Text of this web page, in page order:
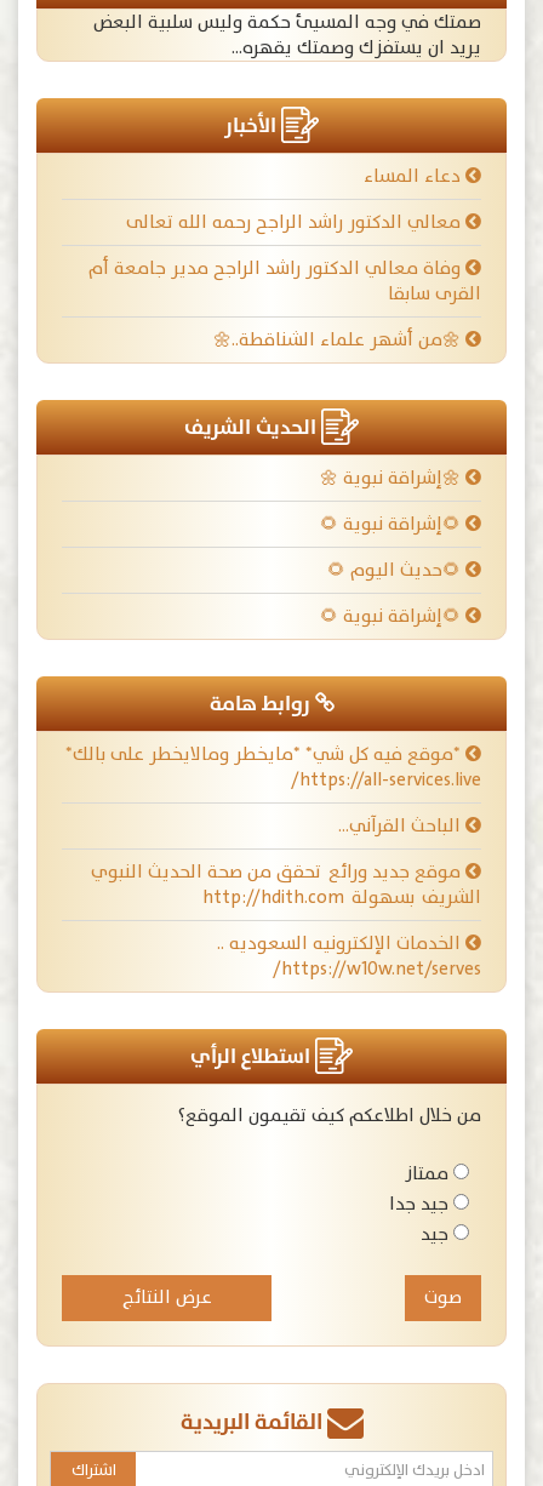
صمتك في وجه المسيئ حكمة وليس سلبية البعض
يريد ان يستفزك وصمتك يقهره...
الأخبار
دعاء المساء
معالي الدكتور راشد الراجح رحمه الله تعالى
وفاة معالي الدكتور راشد الراجح مدير جامعة أم
القرى سابقا
🌼من أشهر علماء الشناقطة..🌼
الحديث الشريف
🌼إشراقة نبوية 🌼
🌻إشراقة نبوية 🌻
🌻حديث اليوم 🌻
🌻إشراقة نبوية 🌻
روابط هامة
*موقع فيه كل شي* *مايخطر ومالايخطر على بالك*
https://all-services.live/
الباحث القرآني…
موقع جديد ورائع تحقق من صحة الحديث النبوي
الشريف بسهولة http://hdith.com
الخدمات الإلكترونيه السعوديه ..
https://w10w.net/serves/
استطلاع الرأي
من خلال اطلاعكم كيف تقيمون الموقع؟
ممتاز
جيد جدا
جيد
عرض النتائج
القائمة البريدية